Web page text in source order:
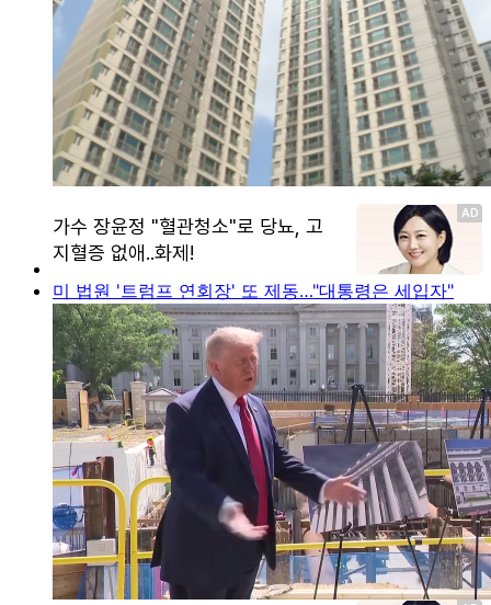
미 법원 '트럼프 연회장' 또 제동…"대통령은 세입자"